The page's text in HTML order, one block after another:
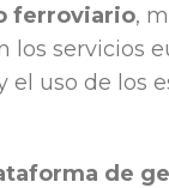
ferroviario,
servicios
uso de los
de